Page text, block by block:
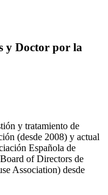
y Doctor por la
y tratamiento de
(desde 2008) y actual
Española de
of Directors de
Association) desde